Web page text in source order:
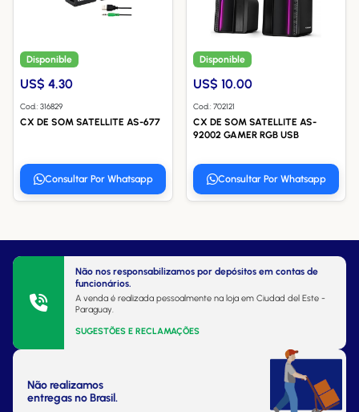
Disponible
US$ 4.30
Cod.: 316829
CX DE SOM SATELLITE AS-677
Consultar Por Whatsapp
Disponible
US$ 10.00
Cod.: 702121
CX DE SOM SATELLITE AS-
92002 GAMER RGB USB
Consultar Por Whatsapp
Não nos responsabilizamos por depósitos em contas de
funcionários.
A venda é realizada pessoalmente na loja em Ciudad del Este -
Paraguay.
SUGESTÕES E RECLAMAÇÕES
Não realizamos
entregas no Brasil.